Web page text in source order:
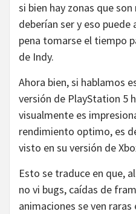
si bien hay zonas que
deberían ser y eso
pena tomarse el tiempo
de Indy.
Ahora bien, si hablamos
versión de PlayStation 5
visualmente es
rendimiento optimo, es
visto en su versión de
Esto se traduce en que,
no vi bugs, caídas de
animaciones se ven